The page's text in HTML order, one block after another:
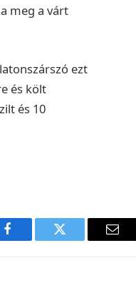
meg a várt
ezt
és költ
és 10
Facebook Twitter
E-